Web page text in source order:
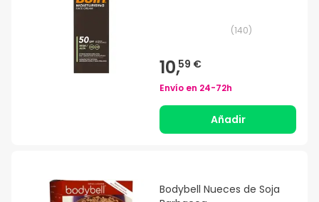
(140)
10,59 €
Envío en 24-72h
Añadir
Bodybell Nueces de Soja